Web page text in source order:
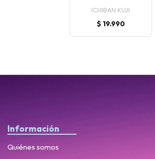
ICHIBAN KUJI
$ 19.990
Información
Quiénes somos